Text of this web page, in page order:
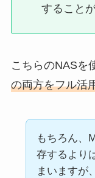
すること
こちらのNASを
の両方をフル活
もちろん、
存するより
まいますが